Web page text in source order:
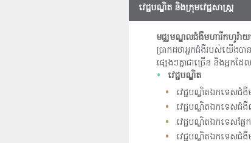
វេជ្ជបណ្ឌិត និងក្រុមវេជ្ជសាស្ត្រ
មជ្ឈមណ្ឌលជំងឺមហារីកហូរ៉ាយហ្
ប្រាកដថាអ្នកជំងឺរបស់យើង
ផ្សេងៗគ្នាជាច្រើន និងអ្នកដ
វេជ្ជបណ្ឌិត
វេជ្ជបណ្ឌិតឯកទេសជំងឺ
វេជ្ជបណ្ឌិតឯកទេស
វេជ្ជបណ្ឌិតឯកទេសផ្នែក
វេជ្ជបណ្ឌិតឯកទេសជំងឺ